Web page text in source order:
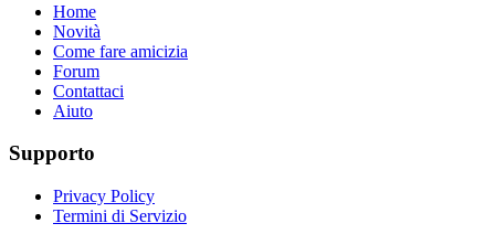
Home
Novità
Come fare amicizia
Forum
Contattaci
Aiuto
Supporto
Privacy Policy
Termini di Servizio